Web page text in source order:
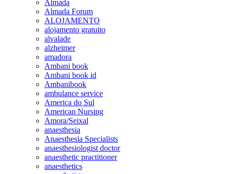
Almada
Almada Forum
ALOJAMENTO
alojamento gratuito
alvalade
alzheimer
amadora
Ambani book
Ambani book id
Ambanibook
ambulance service
America do Sul
American Nursing
Amora/Seixal
anaesthesia
Anaesthesia Specialists
anaesthesiologist doctor
anaesthetic practitioner
anaesthetics